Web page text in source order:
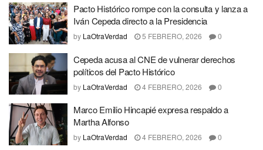
Pacto Histórico rompe con la consulta y lanza a
Iván Cepeda directo a la Presidencia
by LaOtraVerdad 5 FEBRERO, 2026 0
Cepeda acusa al CNE de vulnerar derechos
políticos del Pacto Histórico
by LaOtraVerdad 4 FEBRERO, 2026 0
Marco Emilio Hincapié expresa respaldo a
Martha Alfonso
by LaOtraVerdad 4 FEBRERO, 2026 0